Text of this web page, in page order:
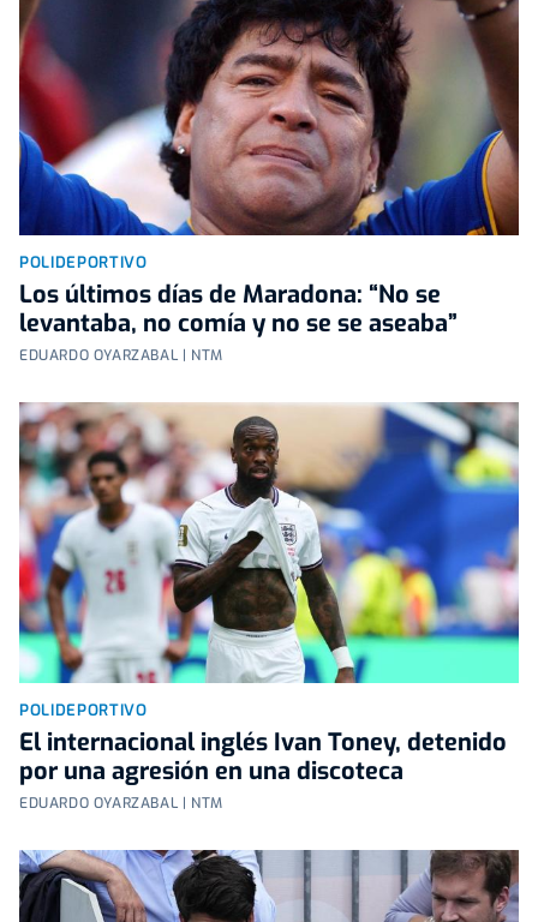
POLIDEPORTIVO
Los últimos días de Maradona: “No se
levantaba, no comía y no se se aseaba”
EDUARDO OYARZABAL | NTM
POLIDEPORTIVO
El internacional inglés Ivan Toney, detenido
por una agresión en una discoteca
EDUARDO OYARZABAL | NTM